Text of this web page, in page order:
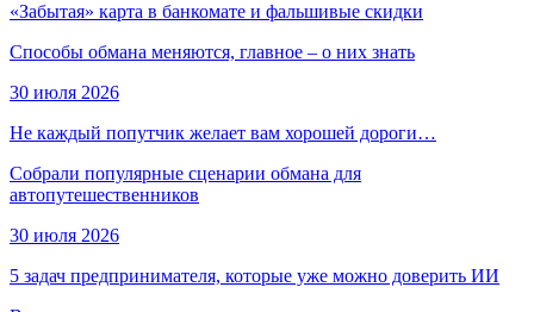
«Забытая» карта в банкомате и фальшивые скидки
Способы обмана меняются, главное – о них знать
30 июля 2026
Не каждый попутчик желает вам хорошей дороги…
Собрали популярные сценарии обмана для
автопутешественников
30 июля 2026
5 задач предпринимателя, которые уже можно доверить ИИ